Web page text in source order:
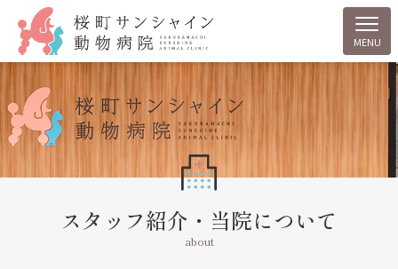
MENU
スタッフ紹介・当院について
about